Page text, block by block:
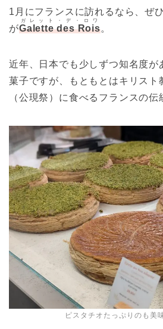
1月にフランスに訪れるなら、ぜ
がGalette des Rois
ガレット・デ・ロワ
。
近年、日本でも少しずつ知名度が
菓子ですが、もともとはキリスト
（公現祭）に食べるフランスの伝
ピスタチオたっぷりのも美